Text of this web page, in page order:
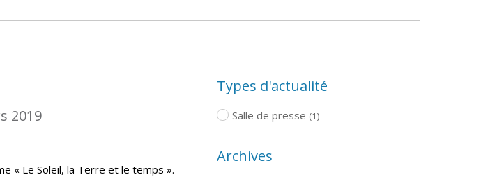
2019
« Le Soleil, la Terre et le temps ».
Types d'actualité
Salle de presse (1)
Archives